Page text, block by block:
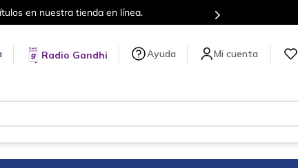
en nuestra tienda en línea.
Radio Gandhi Ayuda